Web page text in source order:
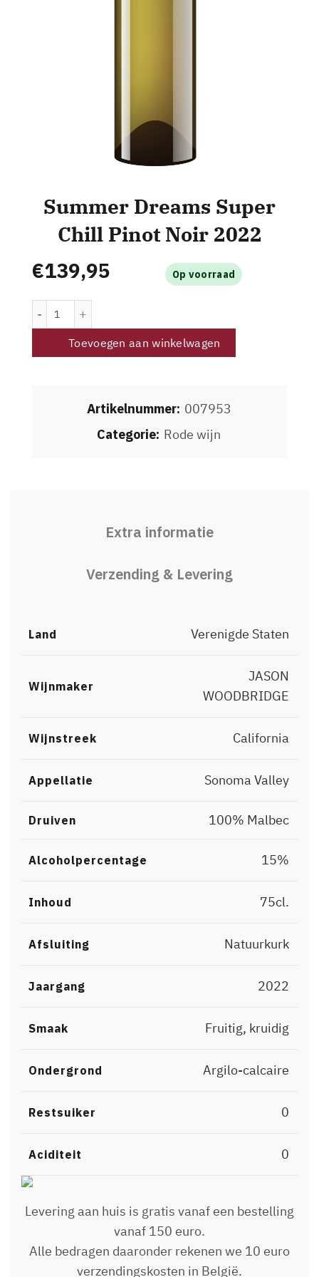
Summer Dreams Super
Chill Pinot Noir 2022
€139,95 Op voorraad
Toevoegen aan winkelwagen
Artikelnummer: 007953
Categorie: Rode wijn
Extra informatie
Verzending & Levering
Land Verenigde Staten
Wijnmaker
JASON
WOODBRIDGE
Wijnstreek California
Appellatie Sonoma Valley
Druiven 100% Malbec
Alcoholpercentage 15%
Inhoud 75cl.
Afsluiting Natuurkurk
Jaargang 2022
Smaak Fruitig, kruidig
Ondergrond Argilo-calcaire
Restsuiker 0
Aciditeit 0
Levering aan huis is gratis vanaf een bestelling
vanaf 150 euro.
Alle bedragen daaronder rekenen we 10 euro
verzendingskosten in België.